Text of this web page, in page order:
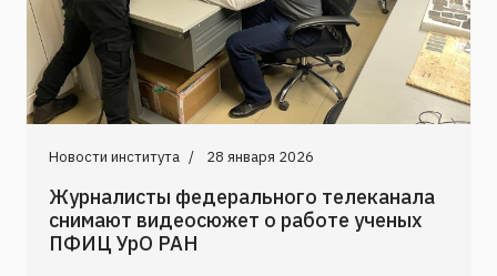
Новости института 28 января 2026
Журналисты федерального телеканала
снимают видеосюжет о работе ученых
ПФИЦ УрО РАН